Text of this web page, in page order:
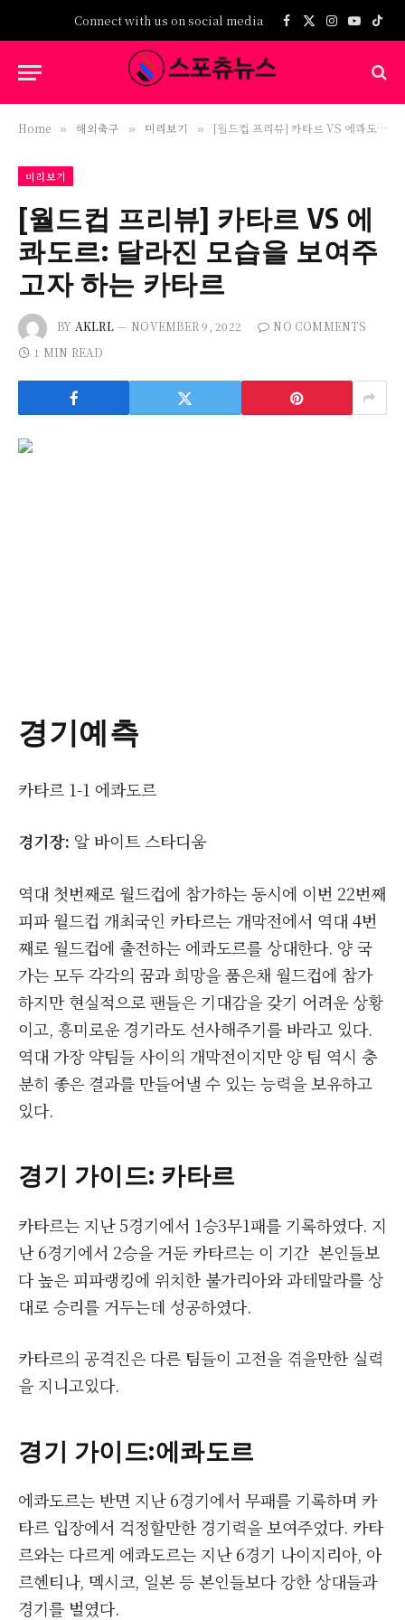
Connect with us on social media Facebook
X
Instagram
Home » 해외축구 » 미리보기 » [월드컵 프리뷰] 카타르 VS 에콰도르: 달라진 모습을 보여주고자 하는 카타르
미리보기
[월드컵 프리뷰] 카타르 VS 에
콰도르: 달라진 모습을 보여주
고자 하는 카타르
BY AKLRL NOVEMBER 9, 2022
NO COMMENTS
1 MIN READ
경기예측
카타르 1-1 에콰도르
경기장: 알 바이트 스타디움
역대 첫번째로 월드컵에 참가하는 동시에 이번 22번째
피파 월드컵 개최국인 카타르는 개막전에서 역대 4번
째로 월드컵에 출전하는 에콰도르를 상대한다. 양 국
가는 모두 각각의 꿈과 희망을 품은채 월드컵에 참가
하지만 현실적으로 팬들은 기대감을 갖기 어려운 상황
이고, 흥미로운 경기라도 선사해주기를 바라고 있다.
역대 가장 약팀들 사이의 개막전이지만 양 팀 역시 충
분히 좋은 결과를 만들어낼 수 있는 능력을 보유하고
있다.
경기 가이드: 카타르
카타르는 지난 5경기에서 1승3무1패를 기록하였다. 지
난 6경기에서 2승을 거둔 카타르는 이 기간 본인들보
다 높은 피파랭킹에 위치한 불가리아와 과테말라를 상
대로 승리를 거두는데 성공하였다.
카타르의 공격진은 다른 팀들이 고전을 겪을만한 실력
을 지니고있다.
경기 가이드:에콰도르
에콰도르는 반면 지난 6경기에서 무패를 기록하며 카
타르 입장에서 걱정할만한 경기력을 보여주었다. 카타
르와는 다르게 에콰도르는 지난 6경기 나이지리아, 아
르헨티나, 멕시코, 일본 등 본인들보다 강한 상대들과
경기를 벌였다.